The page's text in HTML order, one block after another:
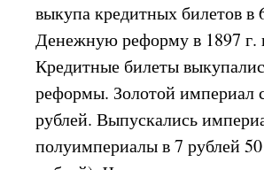
выкупа кредитных билетов в
Денежную реформу в 1897
Кредитные билеты
реформы. Золотой империал
рублей. Выпускались
полуимпериалы в 7 рублей